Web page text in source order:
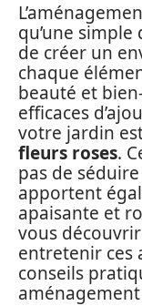
qu’une simple
de créer un
chaque
beauté et
efficaces
votre jardin
fleurs roses.
pas de
apportent
apaisante et
vous
entretenir ces
conseils